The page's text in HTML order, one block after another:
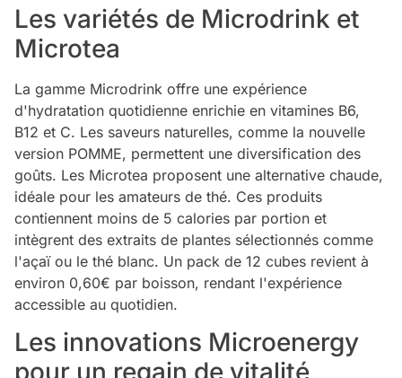
Les variétés de Microdrink et
Microtea
La gamme Microdrink offre une expérience
d'hydratation quotidienne enrichie en vitamines B6,
B12 et C. Les saveurs naturelles, comme la nouvelle
version POMME, permettent une diversification des
goûts. Les Microtea proposent une alternative chaude,
idéale pour les amateurs de thé. Ces produits
contiennent moins de 5 calories par portion et
intègrent des extraits de plantes sélectionnés comme
l'açaï ou le thé blanc. Un pack de 12 cubes revient à
environ 0,60€ par boisson, rendant l'expérience
accessible au quotidien.
Les innovations Microenergy